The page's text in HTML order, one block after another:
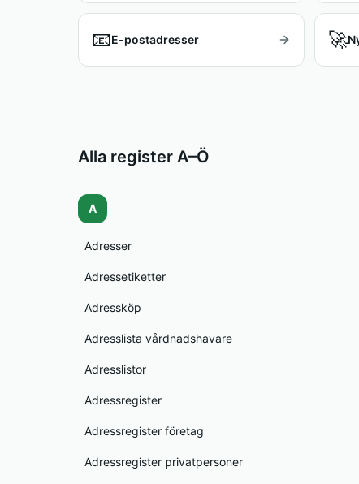
📧E-postadresser 🚀
Alla register A–Ö
A
Adresser
Adressetiketter
Adressköp
Adresslista vårdnadshavare
Adresslistor
Adressregister
Adressregister företag
Adressregister privatpersoner